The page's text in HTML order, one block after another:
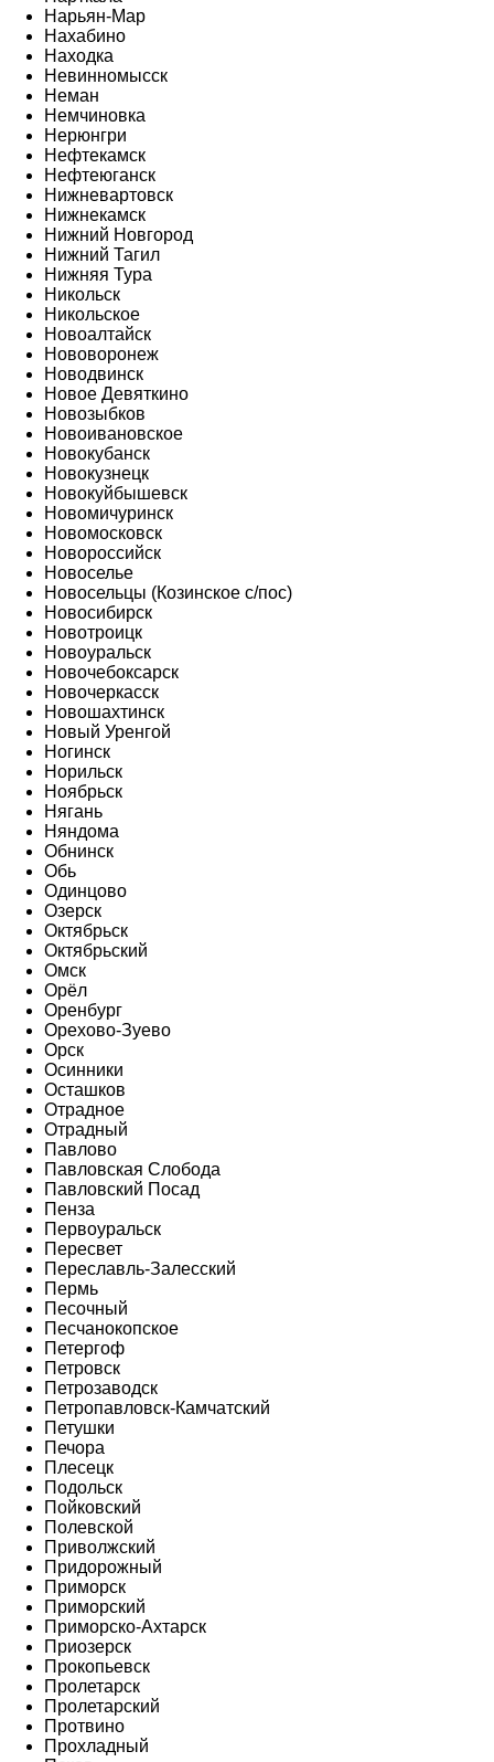
Нарьян-Мар
Нахабино
Находка
Невинномысск
Неман
Немчиновка
Нерюнгри
Нефтекамск
Нефтеюганск
Нижневартовск
Нижнекамск
Нижний Новгород
Нижний Тагил
Нижняя Тура
Никольск
Никольское
Новоалтайск
Нововоронеж
Новодвинск
Новое Девяткино
Новозыбков
Новоивановское
Новокубанск
Новокузнецк
Новокуйбышевск
Новомичуринск
Новомосковск
Новороссийск
Новоселье
Новосельцы (Козинское с/пос)
Новосибирск
Новотроицк
Новоуральск
Новочебоксарск
Новочеркасск
Новошахтинск
Новый Уренгой
Ногинск
Норильск
Ноябрьск
Нягань
Няндома
Обнинск
Обь
Одинцово
Озерск
Октябрьск
Октябрьский
Омск
Орёл
Оренбург
Орехово-Зуево
Орск
Осинники
Осташков
Отрадное
Отрадный
Павлово
Павловская Слобода
Павловский Посад
Пенза
Первоуральск
Пересвет
Переславль-Залесский
Пермь
Песочный
Песчанокопское
Петергоф
Петровск
Петрозаводск
Петропавловск-Камчатский
Петушки
Печора
Плесецк
Подольск
Пойковский
Полевской
Приволжский
Придорожный
Приморск
Приморский
Приморско-Ахтарск
Приозерск
Прокопьевск
Пролетарск
Пролетарский
Протвино
Прохладный